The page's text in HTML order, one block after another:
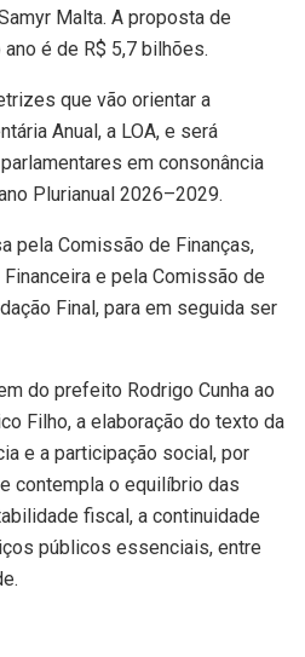
Malta. A proposta de
é de R$ 5,7 bilhões.
que vão orientar a
Anual, a LOA, e será
em consonância
Plurianual 2026–2029.
pela Comissão de Finanças,
e pela Comissão de
Final, para em seguida ser
do prefeito Rodrigo Cunha ao
Filho, a elaboração do texto da
e a participação social, por
contempla o equilíbrio das
fiscal, a continuidade
públicos essenciais, entre